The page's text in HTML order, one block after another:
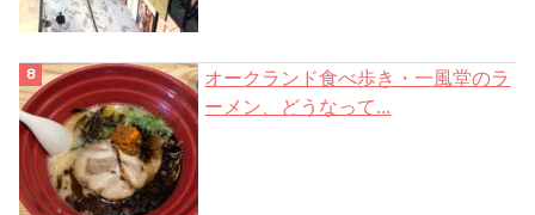
オークランド食べ歩き・一風堂のラ
ーメン、どうなって...